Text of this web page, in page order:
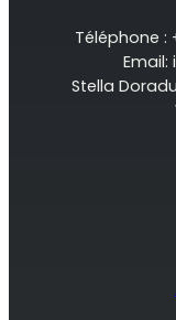
Téléphone :
Email:
Stella